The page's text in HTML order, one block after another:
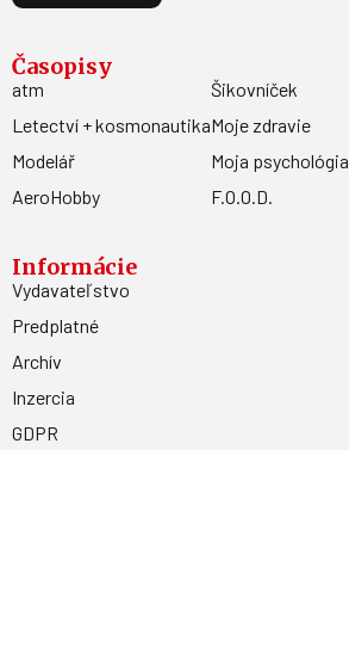
Časopisy
atm
Letectví + kosmonautika
Modelář
AeroHobby
Šikovníček
Moje zdravie
Moja psychológia
F.O.O.D.
Informácie
Vydavateľstvo
Predplatné
Archív
Inzercia
GDPR